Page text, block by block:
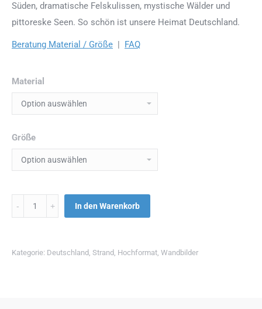
Süden, dramatische Felskulissen, mystische Wälder und
pittoreske Seen. So schön ist unsere Heimat Deutschland.
Beratung Material / Größe | FAQ
Material
Größe
Menge In den Warenkorb
Kategorie: Deutschland , Strand , Hochformat, Wandbilder